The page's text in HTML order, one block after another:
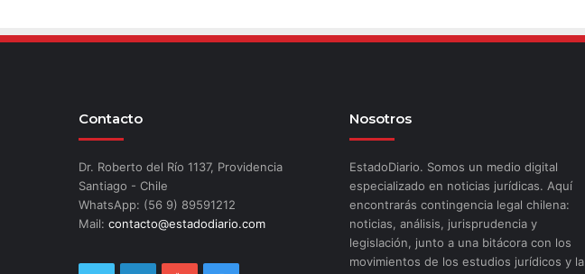
Contacto
Dr. Roberto del Río 1137, Providencia
Santiago - Chile
WhatsApp: (56 9) 89591212
Mail: contacto@estadodiario.com
Nosotros
EstadoDiario. Somos un medio digital
especializado en noticias jurídicas. Aquí
encontrarás contingencia legal chilena:
noticias, análisis, jurisprudencia y
legislación, junto a una bitácora con los
movimientos de los estudios jurídicos y la